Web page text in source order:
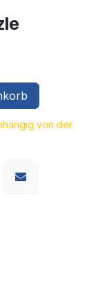
von der